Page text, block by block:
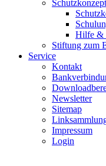
Hilfe &
Stiftung zum
Service
Kontakt
Newsletter
Sitemap
Impressum
Login